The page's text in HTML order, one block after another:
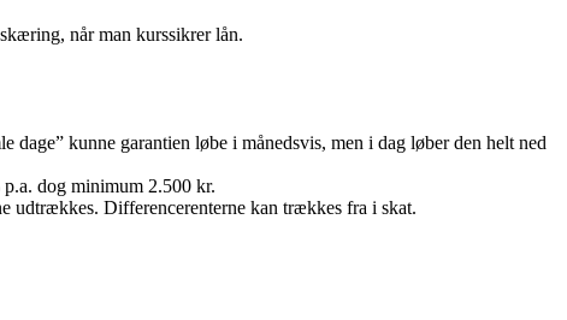
når man kurssikrer lån.
kunne garantien løbe i månedsvis, men i dag løber den helt ned
dog minimum 2.500 kr.
udtrækkes. Differencerenterne kan trækkes fra i skat.